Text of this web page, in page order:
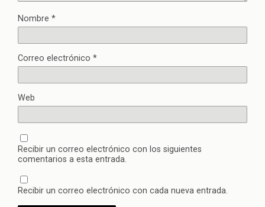
Nombre *
Correo electrónico *
Web
Recibir un correo electrónico con los siguientes
comentarios a esta entrada.
Recibir un correo electrónico con cada nueva entrada.